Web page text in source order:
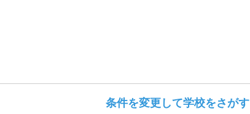
条件を変更して学校をさがす